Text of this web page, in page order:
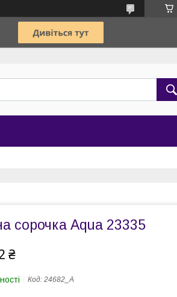
сорочка Aqua 23335
₴
Код: 24682_A